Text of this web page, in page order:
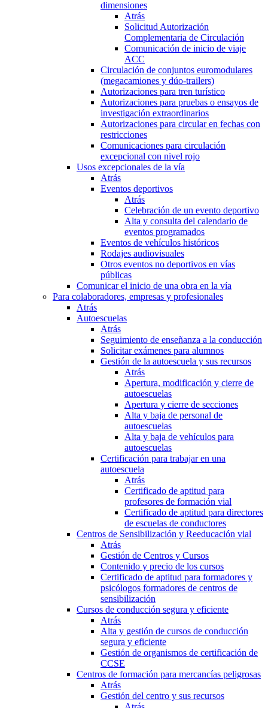
dimensiones
Atrás
Solicitud Autorización
Complementaria de Circulación
Comunicación de inicio de viaje
ACC
Circulación de conjuntos euromodulares
(megacamiones y dúo-trailers)
Autorizaciones para tren turístico
Autorizaciones para pruebas o ensayos de
investigación extraordinarios
Autorizaciones para circular en fechas con
restricciones
Comunicaciones para circulación
excepcional con nivel rojo
Usos excepcionales de la vía
Atrás
Eventos deportivos
Atrás
Celebración de un evento deportivo
Alta y consulta del calendario de
eventos programados
Eventos de vehículos históricos
Rodajes audiovisuales
Otros eventos no deportivos en vías
públicas
Comunicar el inicio de una obra en la vía
Para colaboradores, empresas y profesionales
Atrás
Autoescuelas
Atrás
Seguimiento de enseñanza a la conducción
Solicitar exámenes para alumnos
Gestión de la autoescuela y sus recursos
Atrás
Apertura, modificación y cierre de
autoescuelas
Apertura y cierre de secciones
Alta y baja de personal de
autoescuelas
Alta y baja de vehículos para
autoescuelas
Certificación para trabajar en una
autoescuela
Atrás
Certificado de aptitud para
profesores de formación vial
Certificado de aptitud para directores
de escuelas de conductores
Centros de Sensibilización y Reeducación vial
Atrás
Gestión de Centros y Cursos
Contenido y precio de los cursos
Certificado de aptitud para formadores y
psicólogos formadores de centros de
sensibilización
Cursos de conducción segura y eficiente
Atrás
Alta y gestión de cursos de conducción
segura y eficiente
Gestión de organismos de certificación de
CCSE
Centros de formación para mercancías peligrosas
Atrás
Gestión del centro y sus recursos